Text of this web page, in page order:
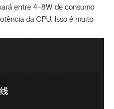
entre 4-8W de consumo
da CPU. Isso é muito